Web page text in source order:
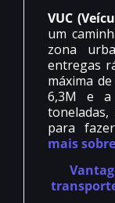
VUC
um
zona
entregas
máxima
6,3M e a
para
mais